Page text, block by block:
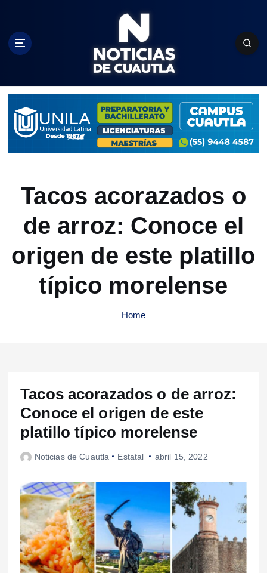
c
Tacos acorazados o
de arroz: Conoce el
origen de este platillo
típico morelense
Home
Tacos acorazados o de arroz:
Conoce el origen de este
platillo típico morelense
Noticias de Cuautla Estatal abril 15, 2022